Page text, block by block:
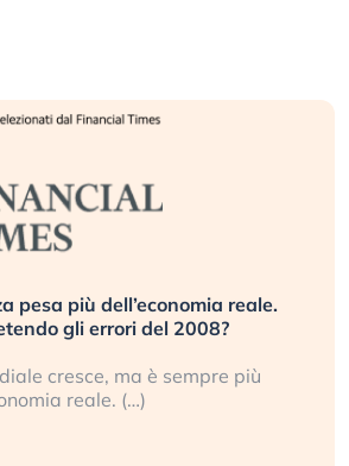
pesa più dell’economia reale.
gli errori del 2008?
cresce, ma è sempre più
reale. (…)